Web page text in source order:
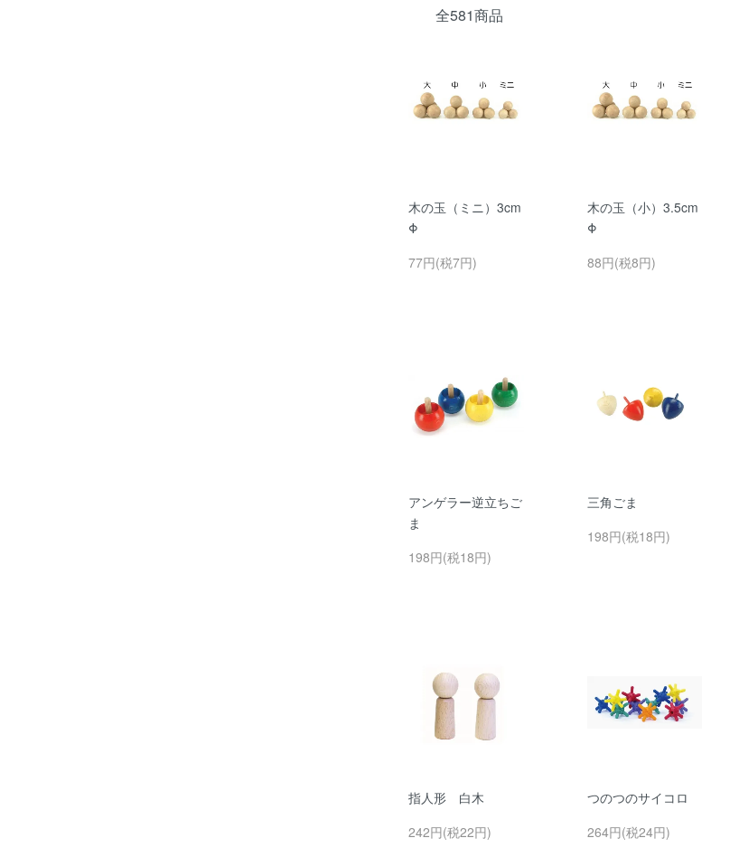
全581商品
木の玉（ミニ）3cm
Φ
77円(税7円)
木の玉（小）3.5cm
Φ
88円(税8円)
アンゲラー逆立ちご
ま
198円(税18円)
三角ごま
198円(税18円)
指人形 白木
242円(税22円)
つのつのサイコロ
264円(税24円)